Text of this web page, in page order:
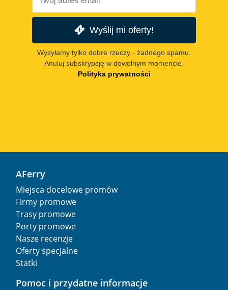
Wyślij mi oferty!
Wysyłamy tylko dobre rzeczy - żadnego spamu.
Anuluj subskrypcję w dowolnym momencie.
Polityka prywatności
AFerry
Miejsca docelowe promów
Firmy promowe
Trasy promowe
Porty promowe
Nasze recenzje
Oferty specjalne
Statki
Pomoc i przydatne informacje